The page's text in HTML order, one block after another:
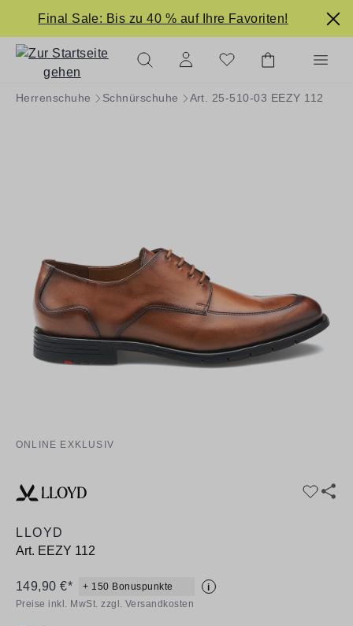
springen
Final Sale: Bis zu 40 % auf Ihre Favoriten!
Herrenschuhe Schnürschuhe Art. 25-510-03 EEZY 112
ONLINE EXKLUSIV
LLOYD
Art. EEZY 112
149,90 €* + 150 Bonuspunkte
i
Preise inkl. MwSt. zzgl. Versandkosten